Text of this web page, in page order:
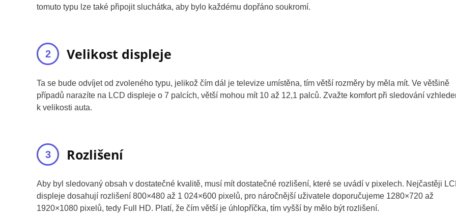
tomuto typu lze také připojit sluchátka, aby bylo každému dopřáno soukromí.
Velikost displeje
Ta se bude odvíjet od zvoleného typu, jelikož čím dál je televize umístěna, tím větší rozměry by měla mít. Ve většině
případů narazíte na LCD displeje o 7 palcích, větší mohou mít 10 až 12,1 palců. Zvažte komfort při sledování
k velikosti auta.
Rozlišení
Aby byl sledovaný obsah v dostatečné kvalitě, musí mít dostatečné rozlišení, které se uvádí v pixelech. Nejčastěji
displeje dosahují rozlišení 800×480 až 1 024×600 pixelů, pro náročnější uživatele doporučujeme 1280×720 až
1920×1080 pixelů, tedy Full HD. Platí, že čím větší je úhlopříčka, tím vyšší by mělo být rozlišení.